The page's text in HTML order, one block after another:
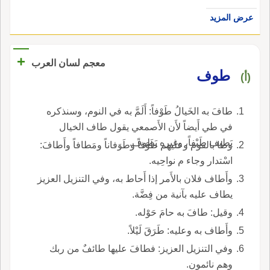
عرض المزيد
معجم لسان العرب +
(أ) طوف
طافَ به الخَيالُ طَوْفاً: أَلَمَّ به في النوم، وسنذكره
في طي أَيضاً لأَن الأَصمعي يقول طاف الخيال
يَطيف طَيْفاً، وغيره يَطوف.
وطا بالقوم وعليهم طَوْفاً وطَوَفاناً ومَطافاً وأَطافَ:
اسْتدار وجاء م نواحِيه.
وأَطاف فلان بالأَمر إذا أَحاط به، وفي التنزيل العزيز
يطاف عليه بآنية من فِضَّة.
وقيل: طافَ به حامَ حَوْله.
وأَطاف به وعليه: طَرَقَ لَيْلاً.
وفي التنزيل العزيز: فطافَ عليها طائفٌ من ربك
وهم نائمون.